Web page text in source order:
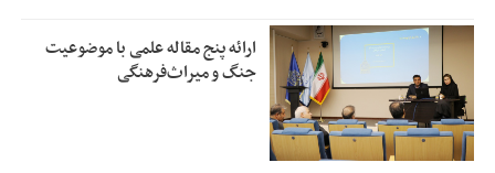
ارائه پنج مقاله علمی با موضوعیت
جنگ و میراث‌فرهنگی